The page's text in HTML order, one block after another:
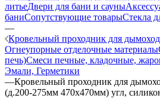
литьеДвери для бани и сауны
баниСопутствующие товарыСтекла
—
Кровельный проходник для
Огнеупорные отделочные материалы
печь)Смеси печные, кладочные,
Эмали, Герметики
—Кровельный проходник для
(д.200-275мм 470х470мм) угл,